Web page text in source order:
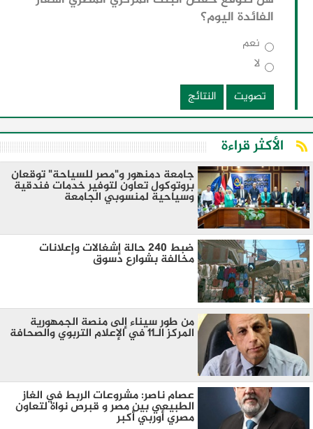
الفائدة اليوم؟
نعم
لا
تصويت
النتائج
الأكثر قراءة
جامعة دمنهور و"مصر للسياحة" توقعان
بروتوكول تعاون لتوفير خدمات فندقية
وسياحية لمنسوبي الجامعة
ضبط 240 حالة إشغالات وإعلانات
مخالفة بشوارع دسوق
من طور سيناء إلى منصة الجمهورية
المركز الـ11 في الإعلام التربوي والصحافة
عصام ناصر: مشروعات الربط في الغاز
الطبيعي بين مصر و قبرص نواة لتعاون
مصري أوربي أكبر